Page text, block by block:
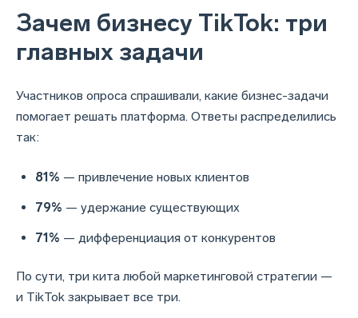
Зачем бизнесу TikTok: три
главных задачи
Участников опроса спрашивали, какие бизнес-задачи
помогает решать платформа. Ответы распределились
так:
81% — привлечение новых клиентов
79% — удержание существующих
71% — дифференциация от конкурентов
По сути, три кита любой маркетинговой стратегии —
и TikTok закрывает все три.